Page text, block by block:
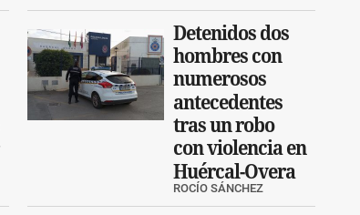
Detenidos dos
hombres con
numerosos
antecedentes
tras un robo
con violencia en
Huércal-Overa
ROCÍO SÁNCHEZ